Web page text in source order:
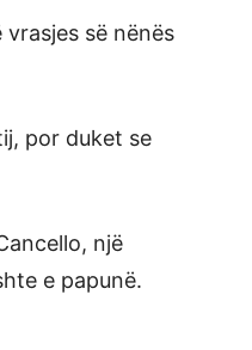
së nënës
por duket se
një
e papunë.